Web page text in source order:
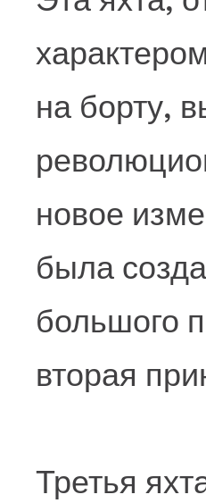
на борту,
новое
была
большого
вторая
Третья